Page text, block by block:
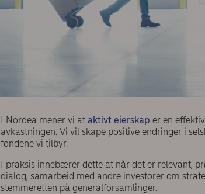
I Nordea mener vi at aktivt eierskap er en
avkastningen. Vi vil skape positive endringer i
fondene vi tilbyr.
I praksis innebærer dette at når det er relevant,
dialog, samarbeid med andre investorer om
stemmeretten på generalforsamlinger.